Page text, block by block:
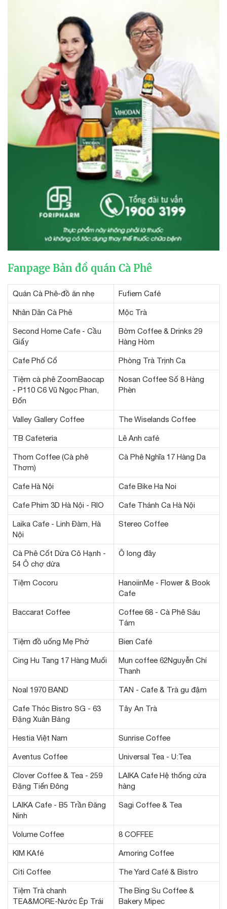
Fanpage Bản đồ quán Cà Phê
Quán Cà Phê-đồ ăn nhẹ Fufiem Café
Nhân Dân Cà Phê Mộc Trà
Second Home Cafe - Cầu
Giấy
Bờm Coffee & Drinks 29
Hàng Hòm
Cafe Phố Cổ Phòng Trà Trịnh Ca
Tiệm cà phê ZoomBaocap
- P110 C6 Vũ Ngọc Phan,
Đốn
Nosan Coffee Số 8 Hàng
Phèn
Valley Gallery Coffee The Wiselands Coffee
TB Cafeteria Lê Anh café
Thom Coffee (Cà phê
Thơm)
Cà Phê Nghĩa 17 Hàng Da
Cafe Hà Nội Cafe Bike Ha Noi
Cafe Phim 3D Hà Nội - RIO Cafe Thánh Ca Hà Nội
Laika Cafe - Linh Đàm, Hà
Nội
Stereo Coffee
Cà Phê Cốt Dừa Cô Hạnh -
54 Ô chợ dừa
Ô long đây
Tiệm Cocoru
HanoiinMe - Flower & Book
Cafe
Baccarat Coffee
Coffee 68 - Cà Phê Sáu
Tám
Tiệm đồ uống Mẹ Phở Bien Café
Cing Hu Tang 17 Hàng Muối
Mun coffee 62Nguyễn Chí
Thanh
Noal 1970 BAND TAN - Cafe & Trà gu đậm
Cafe Thóc Bistro SG - 63
Đặng Xuân Bảng
Tây An Trà
Hestia Việt Nam Sunrise Coffee
Aventus Coffee Universal Tea - U:Tea
Clover Coffee & Tea - 259
Đặng Tiến Đông
LAIKA Cafe Hệ thống cửa
hàng
LAIKA Cafe - B5 Trần Đăng
Ninh
Sagi Coffee & Tea
Volume Coffee 8 COFFEE
KIM KAfé Amoring Coffee
Citi Coffee The Yard Café & Bistro
Tiệm Trà chanh
TEA&MORE-Nước Ép Trái
The Bing Su Coffee &
Bakery Mipec